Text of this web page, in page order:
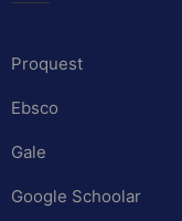
Proquest
Ebsco
Gale
Google Schoolar